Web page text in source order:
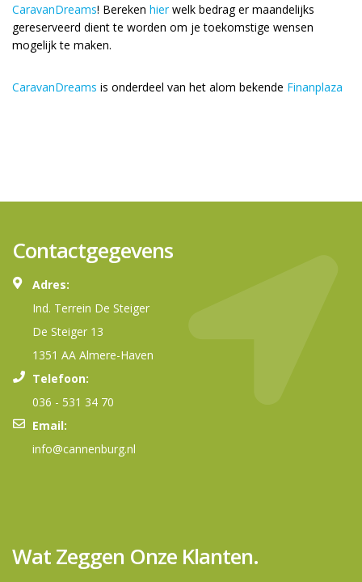
CaravanDreams! Bereken hierwelk bedrag er maandelijks
gereserveerd dient te worden om je toekomstige wensen
mogelijk te maken.
CaravanDreams is onderdeel van het alom bekende Finanplaza
Contactgegevens
Adres:
Ind. Terrein De Steiger
De Steiger 13
1351 AA Almere-Haven
Telefoon:
036 - 531 34 70
Email:
info@cannenburg.nl
Wat Zeggen Onze Klanten.